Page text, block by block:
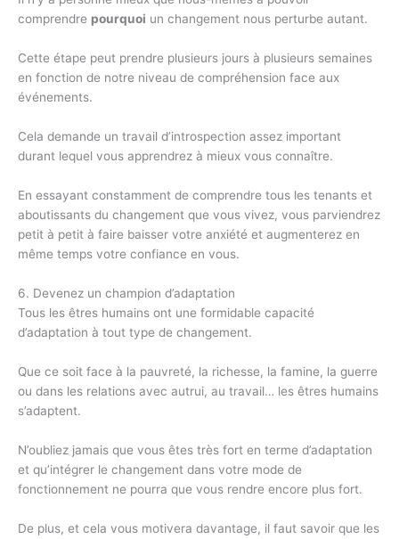
comprendre pourquoi un changement nous perturbe autant.
Cette étape peut prendre plusieurs jours à plusieurs semaines
en fonction de notre niveau de compréhension face aux
événements.
Cela demande un travail d’introspection assez important
durant lequel vous apprendrez à mieux vous connaître.
En essayant constamment de comprendre tous les tenants et
aboutissants du changement que vous vivez, vous parviendrez
petit à petit à faire baisser votre anxiété et augmenterez en
même temps votre confiance en vous.
6. Devenez un champion d’adaptation
Tous les êtres humains ont une formidable capacité
d’adaptation à tout type de changement.
Que ce soit face à la pauvreté, la richesse, la famine, la guerre
ou dans les relations avec autrui, au travail… les êtres humains
s’adaptent.
N’oubliez jamais que vous êtes très fort en terme d’adaptation
et qu’intégrer le changement dans votre mode de
fonctionnement ne pourra que vous rendre encore plus fort.
De plus, et cela vous motivera davantage, il faut savoir que les